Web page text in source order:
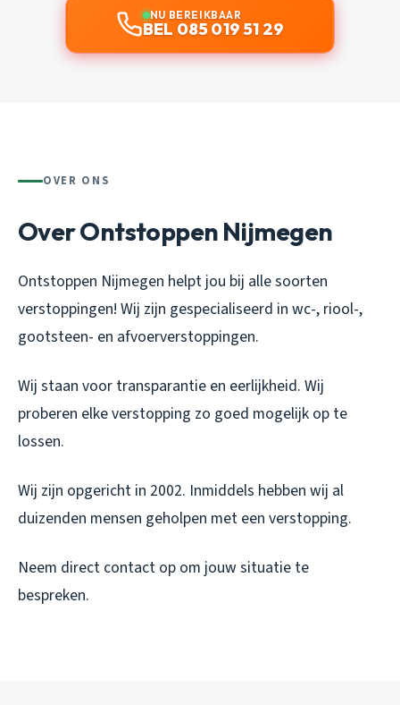
NU BEREIKBAAR
BEL 085 019 51 29
OVER ONS
Over Ontstoppen Nijmegen
Ontstoppen Nijmegen helpt jou bij alle soorten
verstoppingen! Wij zijn gespecialiseerd in wc-, riool-,
gootsteen- en afvoerverstoppingen.
Wij staan voor transparantie en eerlijkheid. Wij
proberen elke verstopping zo goed mogelijk op te
lossen.
Wij zijn opgericht in 2002. Inmiddels hebben wij al
duizenden mensen geholpen met een verstopping.
Neem direct contact op om jouw situatie te
bespreken.